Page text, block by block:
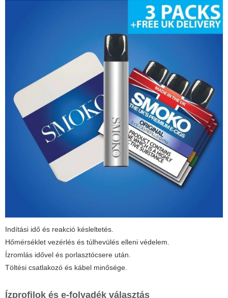
Indítási idő és reakció késleltetés.
Hőmérséklet vezérlés és túlhevülés elleni védelem.
Ízromlás idővel és porlasztócsere után.
Töltési csatlakozó és kábel minősége.
Ízprofilok és e-folyadék választás